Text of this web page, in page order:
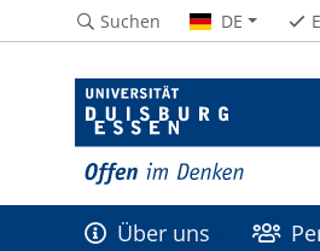
Suchen DE
Über uns